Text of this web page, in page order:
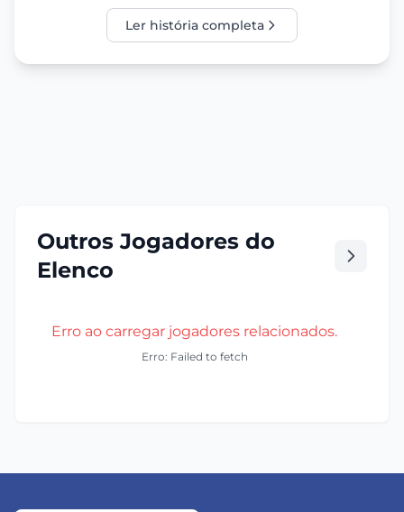
Ler história completa
Outros Jogadores do
Elenco
Erro ao carregar jogadores relacionados.
Erro: Failed to fetch